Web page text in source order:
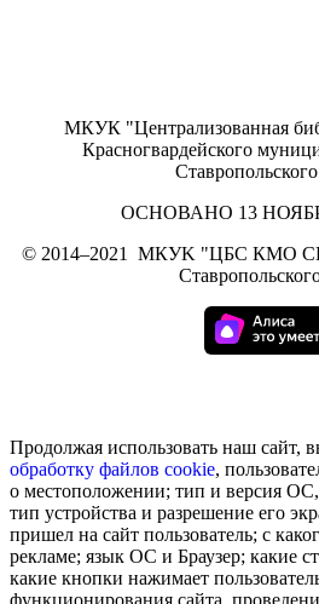
МКУК "Централизованная
Красногвардейского
ОСНОВАНО 13
© 2014–2021
МКУK "ЦБС КМО СК"
Продолжая использовать наш сайт,
обработку файлов cookie,
о местоположении; тип и версия ОС,
тип устройства и разрешение его
пришел на сайт пользователь; с
рекламе; язык ОС и Браузер; какие
какие кнопки нажимает